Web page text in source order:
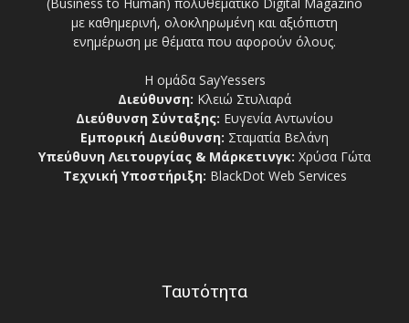
με καθημερινή, ολοκληρωμένη και αξιόπιστη
ενημέρωση με θέματα που αφορούν όλους.
Η ομάδα SayYessers
Διεύθυνση: Κλειώ Στυλιαρά
Διεύθυνση Σύνταξης: Ευγενία Αντωνίου
Εμπορική Διεύθυνση: Σταματία Βελάνη
Υπεύθυνη Λειτουργίας & Μάρκετινγκ: Χρύσα Γώτα
Τεχνική Υποστήριξη: BlackDot Web Services
Ταυτότητα